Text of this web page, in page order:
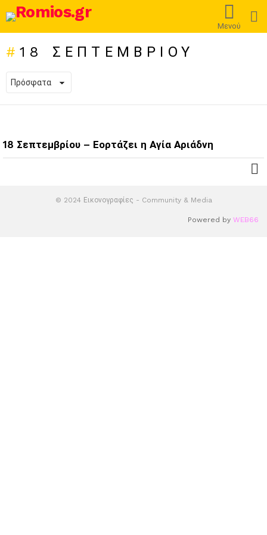
Μενού
18 ΣΕΠΤΕΜΒΡΊΟΥ
ΔΗΜΟΣΙΕΎΣΕΙΣ
18 Σεπτεμβρίου – Εορτάζει η Αγία Αριάδνη
© 2024 Εικονογραφίες - Community & Media
Powered by WEB66